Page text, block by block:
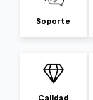
Soporte
Calidad